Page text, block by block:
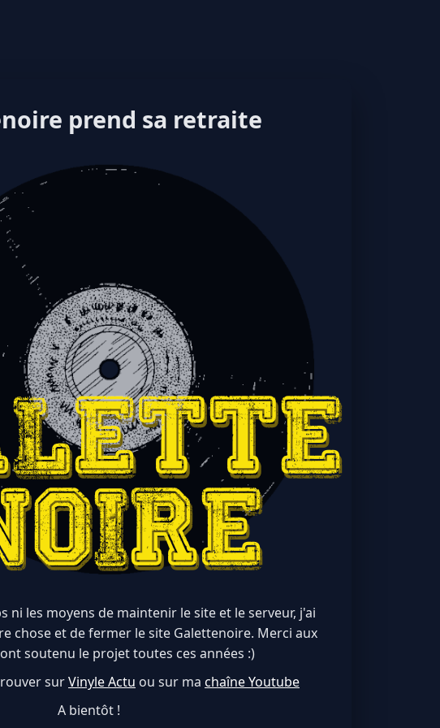
prend sa retraite
ni les moyens de maintenir le site et le serveur, j'ai
chose et de fermer le site Galettenoire. Merci aux
soutenu le projet toutes ces années :)
surVinyle Actu ou sur ma chaîne Youtube
A bientôt !